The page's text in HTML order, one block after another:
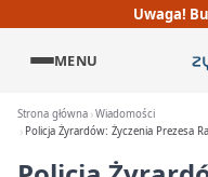
Uwaga!
MENU
Strona główna Wiadomości
Policja Żyrardów: Życzenia Prezesa